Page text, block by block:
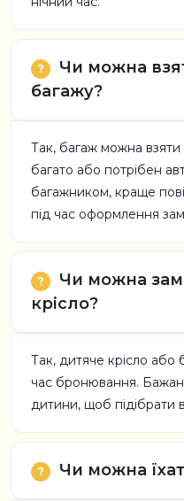
Чи можна
багажу?
Так, багаж можна
багато або потрібен
багажником, краще
під час оформлення
Чи можна
крісло?
Так, дитяче крісло або
час бронювання.
дитини, щоб підібрати
Чи можна